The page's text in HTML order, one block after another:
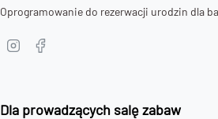
Oprogramowanie do rezerwacji urodzin dla
Dla prowadzących salę zabaw